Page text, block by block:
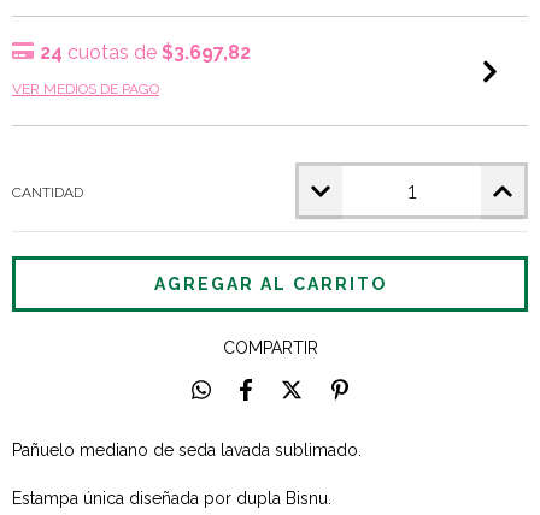
24 cuotas de $3.697,82
VER MEDIOS DE PAGO
CANTIDAD
COMPARTIR
Pañuelo mediano de seda lavada sublimado.
Estampa única diseñada por dupla Bisnu.